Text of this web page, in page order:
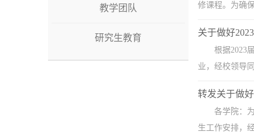
教学团队
研究生教育
修课程。为确
关于做好
根据2023
业，经校领导
转发关于做
各学院：
生工作安排，